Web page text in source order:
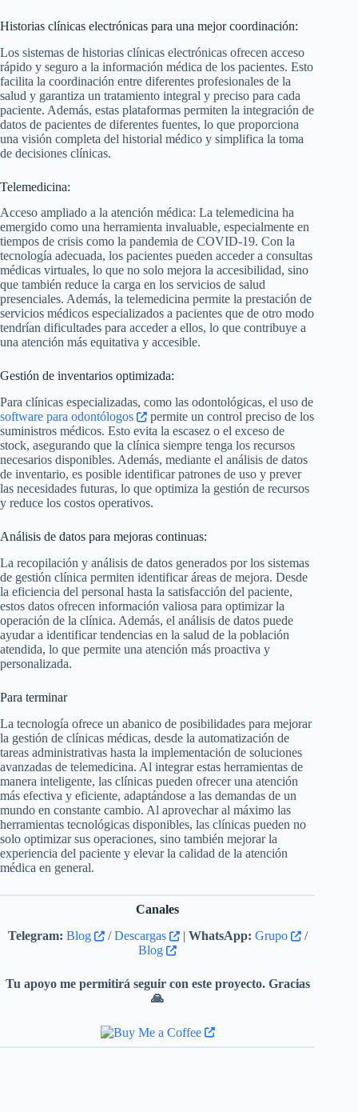
Historias clínicas electrónicas para una mejor coordinación:
Los sistemas de historias clínicas electrónicas ofrecen acceso
rápido y seguro a la información médica de los pacientes. Esto
facilita la coordinación entre diferentes profesionales de la
salud y garantiza un tratamiento integral y preciso para cada
paciente. Además, estas plataformas permiten la integración de
datos de pacientes de diferentes fuentes, lo que proporciona
una visión completa del historial médico y simplifica la toma
de decisiones clínicas.
Telemedicina:
Acceso ampliado a la atención médica: La telemedicina ha
emergido como una herramienta invaluable, especialmente en
tiempos de crisis como la pandemia de COVID-19. Con la
tecnología adecuada, los pacientes pueden acceder a consultas
médicas virtuales, lo que no solo mejora la accesibilidad, sino
que también reduce la carga en los servicios de salud
presenciales. Además, la telemedicina permite la prestación de
servicios médicos especializados a pacientes que de otro modo
tendrían dificultades para acceder a ellos, lo que contribuye a
una atención más equitativa y accesible.
Gestión de inventarios optimizada:
Para clínicas especializadas, como las odontológicas, el uso de
software para odontólogos
permite un control preciso de los
suministros médicos. Esto evita la escasez o el exceso de
stock, asegurando que la clínica siempre tenga los recursos
necesarios disponibles. Además, mediante el análisis de datos
de inventario, es posible identificar patrones de uso y prever
las necesidades futuras, lo que optimiza la gestión de recursos
y reduce los costos operativos.
Análisis de datos para mejoras continuas:
La recopilación y análisis de datos generados por los sistemas
de gestión clínica permiten identificar áreas de mejora. Desde
la eficiencia del personal hasta la satisfacción del paciente,
estos datos ofrecen información valiosa para optimizar la
operación de la clínica. Además, el análisis de datos puede
ayudar a identificar tendencias en la salud de la población
atendida, lo que permite una atención más proactiva y
personalizada.
Para terminar
La tecnología ofrece un abanico de posibilidades para mejorar
la gestión de clínicas médicas, desde la automatización de
tareas administrativas hasta la implementación de soluciones
avanzadas de telemedicina. Al integrar estas herramientas de
manera inteligente, las clínicas pueden ofrecer una atención
más efectiva y eficiente, adaptándose a las demandas de un
mundo en constante cambio. Al aprovechar al máximo las
herramientas tecnológicas disponibles, las clínicas pueden no
solo optimizar sus operaciones, sino también mejorar la
experiencia del paciente y elevar la calidad de la atención
médica en general.
Canales
Telegram: Blog /Descargas | WhatsApp: Grupo
/
Blog
Tu apoyo me permitirá seguir con este proyecto. Gracias
🙏